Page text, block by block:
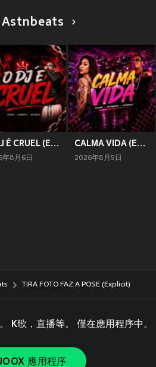
Astnbeats
O DJ É CRUEL (Explicit)
年8月6日
CALMA VIDA (Explicit)
2026年8月5日
TIRA FOTO FAZ A POSE (Explicit)
K歌，直播等。 僅在應用程序中。
應用程序